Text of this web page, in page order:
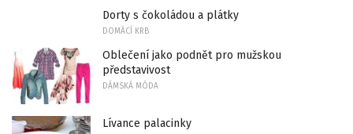
Dorty s čokoládou a plátky
DOMÁCÍ KRB
Oblečení jako podnět pro mužskou
představivost
DÁMSKÁ MÓDA
Lívance palacinky